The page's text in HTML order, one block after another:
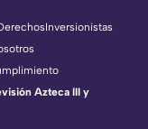
Inversionistas
Azteca III y